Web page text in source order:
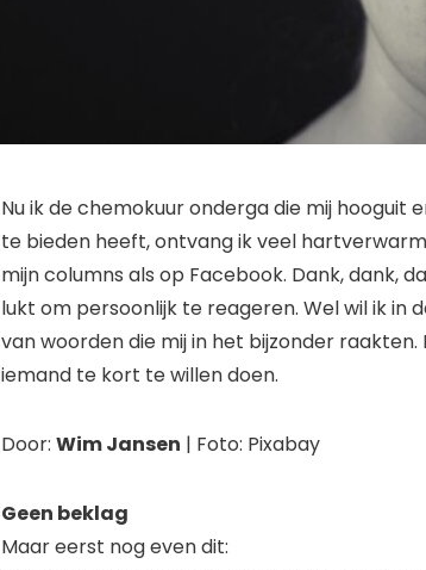
Nu ik de chemokuur onderga die mij hooguit
te bieden heeft, ontvang ik veel
mijn columns als op Facebook. Dank, dank,
lukt om persoonlijk te reageren. Wel wil ik in
van woorden die mij in het bijzonder
iemand te kort te willen doen.
Door: Wim Jansen | Foto: Pixabay
Geen beklag
Maar eerst nog even dit: